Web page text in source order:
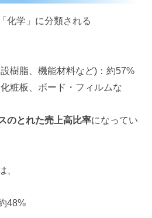
化学」に分類される
樹脂、機能材料など)：約57%
粧板、ボード・フィルムな
のとれた売上高比率になってい
、
48%